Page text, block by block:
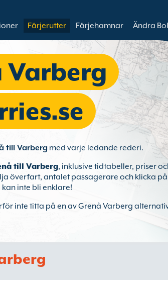
Färjerutter Färjehamnar Ändra
Varberg
till Varberg med varje ledande rederi.
till Varberg, inklusive tidtabeller, priser
överfart, antalet passagerare och klicka på
inte bli enklare!
inte titta på en av Grenå Varberg